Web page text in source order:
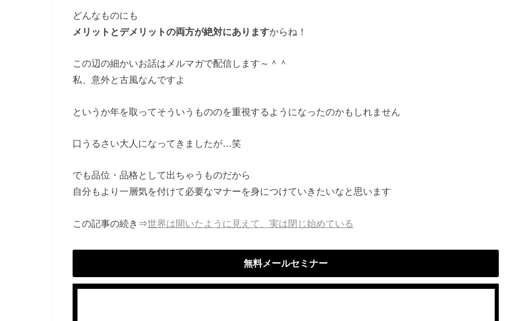
どんなものにも
メリットとデメリットの両方が絶対にありますからね！
この辺の細かいお話はメルマガで配信します～＾＾
私、意外と古風なんですよ
というか年を取ってそういうもののを重視するようになったのかもしれません
口うるさい大人になってきましたが…笑
でも品位・品格として出ちゃうものだから
自分もより一層気を付けて必要なマナーを身につけていきたいなと思います
この記事の続き⇒世界は開いたように見えて、実は閉じ始めている
無料メールセミナー